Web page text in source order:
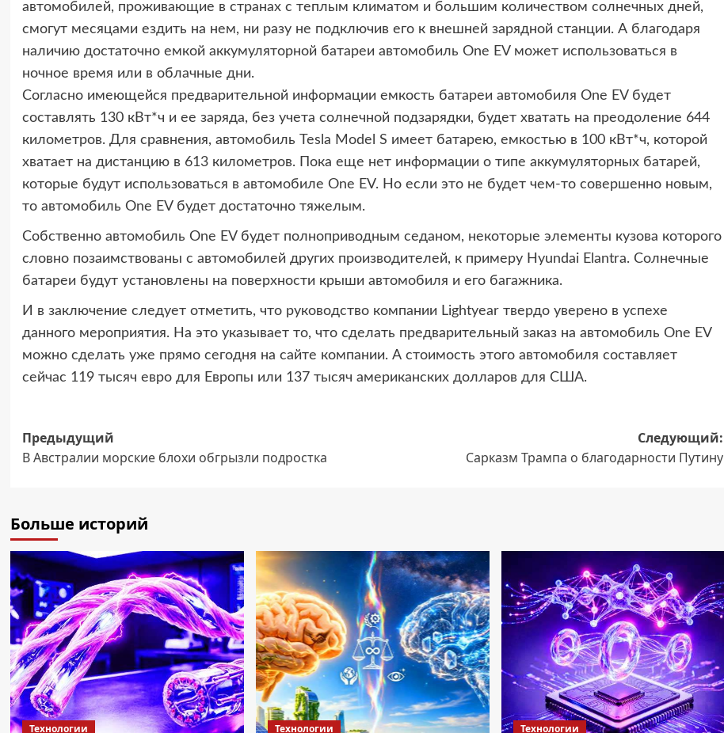
автомобилей, проживающие в странах с теплым климатом и большим количеством солнечных дней,
смогут месяцами ездить на нем, ни разу не подключив его к внешней зарядной станции. А благодаря
наличию достаточно емкой аккумуляторной батареи автомобиль One EV может использоваться в
ночное время или в облачные дни.
Согласно имеющейся предварительной информации емкость батареи автомобиля One EV будет
составлять 130 кВт*ч и ее заряда, без учета солнечной подзарядки, будет хватать на преодоление 644
километров. Для сравнения, автомобиль Tesla Model S имеет батарею, емкостью в 100 кВт*ч, которой
хватает на дистанцию в 613 километров. Пока еще нет информации о типе аккумуляторных батарей,
которые будут использоваться в автомобиле One EV. Но если это не будет чем-то совершенно новым,
то автомобиль One EV будет достаточно тяжелым.
Собственно автомобиль One EV будет полноприводным седаном, некоторые элементы кузова которого
словно позаимствованы с автомобилей других производителей, к примеру Hyundai Elantra. Солнечные
батареи будут установлены на поверхности крыши автомобиля и его багажника.
И в заключение следует отметить, что руководство компании Lightyear твердо уверено в успехе
данного мероприятия. На это указывает то, что сделать предварительный заказ на автомобиль One EV
можно сделать уже прямо сегодня на сайте компании. А стоимость этого автомобиля составляет
сейчас 119 тысяч евро для Европы или 137 тысяч американских долларов для США.
Навигация
записи
Предыдущий
В Австралии морские блохи обгрызли подростка
Следующий:
Сарказм Трампа о благодарности Путину
Больше историй
Технологии Технологии Технологии